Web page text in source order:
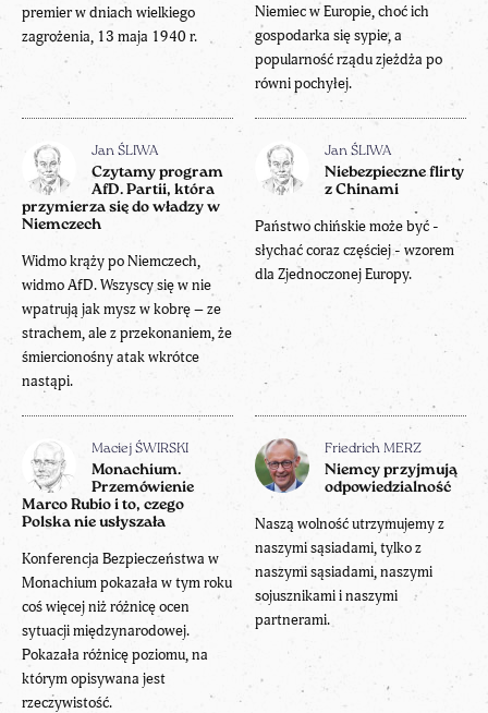
premier w dniach wielkiego
zagrożenia, 13 maja 1940 r.
Niemiec w Europie, choć ich
gospodarka się sypie, a
popularność rządu zjeżdża po
równi pochyłej.
Jan ŚLIWA
Czytamy program
AfD. Partii, która
przymierza się do władzy w
Niemczech
Widmo krąży po Niemczech,
widmo AfD. Wszyscy się w nie
wpatrują jak mysz w kobrę – ze
strachem, ale z przekonaniem, że
śmiercionośny atak wkrótce
nastąpi.
Jan ŚLIWA
Niebezpieczne flirty
z Chinami
Państwo chińskie może być -
słychać coraz częściej - wzorem
dla Zjednoczonej Europy.
Maciej ŚWIRSKI
Monachium.
Przemówienie
Marco Rubio i to, czego
Polska nie usłyszała
Konferencja Bezpieczeństwa w
Monachium pokazała w tym roku
coś więcej niż różnicę ocen
sytuacji międzynarodowej.
Pokazała różnicę poziomu, na
którym opisywana jest
rzeczywistość.
Friedrich MERZ
Niemcy przyjmują
odpowiedzialność
Naszą wolność utrzymujemy z
naszymi sąsiadami, tylko z
naszymi sąsiadami, naszymi
sojusznikami i naszymi
partnerami.